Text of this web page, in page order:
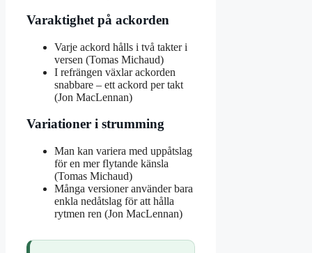
Varaktighet på ackorden
Varje ackord hålls i två takter i
versen (Tomas Michaud)
I refrängen växlar ackorden
snabbare – ett ackord per takt
(Jon MacLennan)
Variationer i strumming
Man kan variera med uppåtslag
för en mer flytande känsla
(Tomas Michaud)
Många versioner använder bara
enkla nedåtslag för att hålla
rytmen ren (Jon MacLennan)